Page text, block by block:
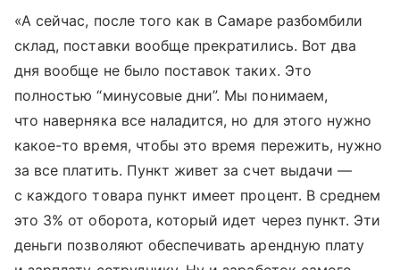
«А сейчас, после того как в Самаре разбомбили
склад, поставки вообще прекратились. Вот два
дня вообще не было поставок таких. Это
полностью “минусовые дни”. Мы понимаем,
что наверняка все наладится, но для этого нужно
какое-то время, чтобы это время пережить, нужно
за все платить. Пункт живет за счет выдачи —
с каждого товара пункт имеет процент. В среднем
это 3% от оборота, который идет через пункт. Эти
деньги позволяют обеспечивать арендную плату